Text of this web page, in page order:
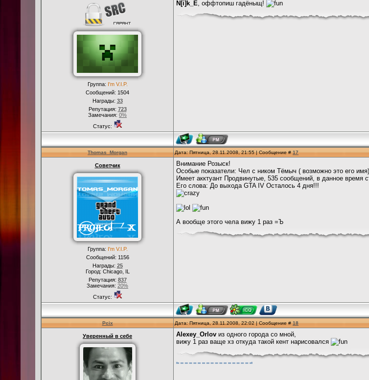
Группа: I'm V.I.P.
Сообщений: 1504
Награды: 33
Репутация: 723
Замечания: 0%
Статус:
N[i]k_E, оффтопиш гадёныщ!
Thomas_Morgan Дата: Пятница, 28.11.2008, 21:55 | Сообщение #17
Советчик
Группа: I'm V.I.P.
Сообщений: 1156
Награды: 25
Город: Chicago, IL
Репутация: 837
Замечания: 20%
Статус:
Внимание Розыск!
Особые показатели: Чел с ником Тёмыч ( возможно это его
Имеет акктуант Продвинутые, 535 сообщений, в данное время
Его слова: До выхода GTA IV Осталось 4 дня!!!
А вообще этого чела вижу 1 раз =Ъ
Pcix Дата: Пятница, 28.11.2008, 22:02 | Сообщение #18
Уверенный в себе Alexey_Orlov из одного города со мной,
вижу 1 раз ваще хз откуда такой кент нарисовался